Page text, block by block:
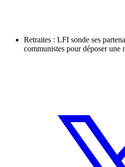
Retraites : LFI sonde ses
communistes pour déposer une